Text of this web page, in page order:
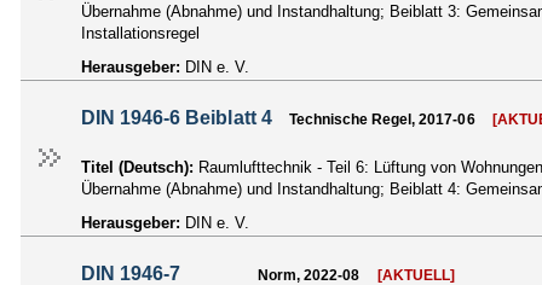
Übernahme (Abnahme) und Instandhaltung; Beiblatt 3:
Installationsregel
Herausgeber: DIN e. V.
DIN 1946-6 Beiblatt 4 Technische Regel, 2017-06
Titel (Deutsch): Raumlufttechnik - Teil 6: Lüftung von
Übernahme (Abnahme) und Instandhaltung; Beiblatt 4:
Herausgeber: DIN e. V.
DIN 1946-7 Norm, 2022-08 [AKTUELL]